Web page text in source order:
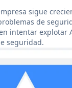
sigue
de
intentar explotar
seguridad.